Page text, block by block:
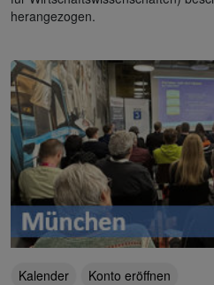
herangezogen.
Kalender Konto eröffnen